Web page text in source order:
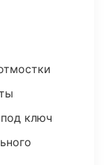
ключ